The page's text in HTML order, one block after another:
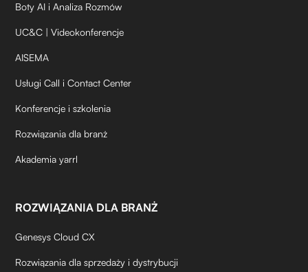
Boty AI i Analiza Rozmów
UC&C | Videokonferencje
AISEMA
Usługi Call i Contact Center
Konferencje i szkolenia
Rozwiązania dla branż
Akademia yarrl
ROZWIĄZANIA DLA BRANŻ
Genesys Cloud CX
Rozwiązania dla sprzedaży i dystrybucji